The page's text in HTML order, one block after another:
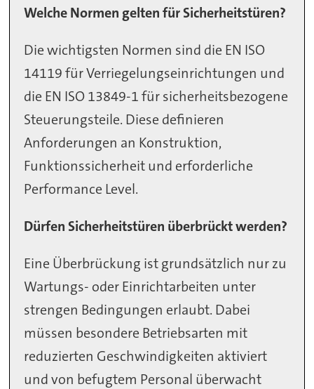
Welche Normen gelten für Sicherheitstüren?
Die wichtigsten Normen sind die EN ISO
14119 für Verriegelungseinrichtungen und
die EN ISO 13849-1 für sicherheitsbezogene
Steuerungsteile. Diese definieren
Anforderungen an Konstruktion,
Funktionssicherheit und erforderliche
Performance Level.
Dürfen Sicherheitstüren überbrückt werden?
Eine Überbrückung ist grundsätzlich nur zu
Wartungs- oder Einrichtarbeiten unter
strengen Bedingungen erlaubt. Dabei
müssen besondere Betriebsarten mit
reduzierten Geschwindigkeiten aktiviert
und von befugtem Personal überwacht